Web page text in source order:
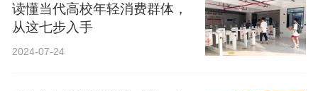
读懂当代高校年轻消费群体，
从这七步入手
2024-07-24